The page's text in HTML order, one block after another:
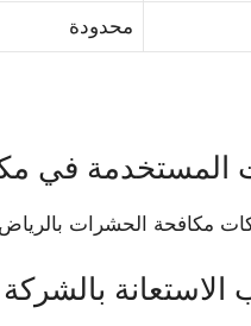
محدودة
المستخدمة في
مكافحة الحشرات بالرياض